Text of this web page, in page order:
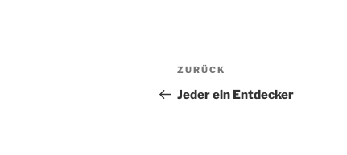
Beitragsnavigation
Vorheriger
Beitrag
ZURÜCK
Jeder ein Entdecker